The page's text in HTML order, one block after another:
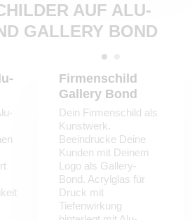
AUF ALU-
GALLERY BOND
Firmenschild
Gallery Bond
Dein Firmenschild als
Kunstwerk.
Beeindrucke Deine
Kunden mit Deinem
Logo als Gallery-
Bond. Acrylglas für
Druck mit
Tiefenwirkung